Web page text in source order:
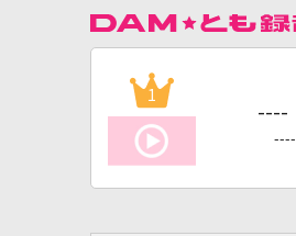
1
----
----